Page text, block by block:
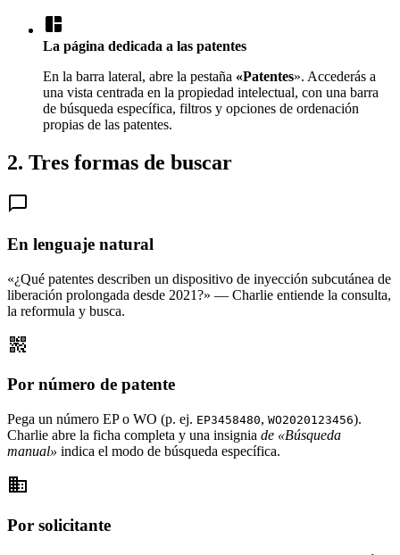
space_dashboard
La página dedicada a las patentes
En la barra lateral, abre la pestaña «Patentes». Accederás a
una vista centrada en la propiedad intelectual, con una barra
de búsqueda específica, filtros y opciones de ordenación
propias de las patentes.
2. Tres formas de buscar
chat_bubble_outline
En lenguaje natural
«¿Qué patentes describen un dispositivo de inyección subcutánea de
liberación prolongada desde 2021?» — Charlie entiende la consulta,
la reformula y busca.
qr_code_2
Por número de patente
Pega un número EP o WO (p. ej. EP3458480, WO2020123456).
Charlie abre la ficha completa y una insignia de «Búsqueda
manual» indica el modo de búsqueda específica.
business
Por solicitante